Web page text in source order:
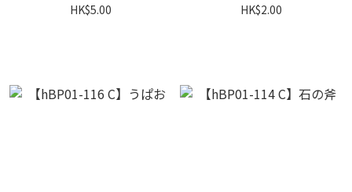
HK$5.00
HK$2.00